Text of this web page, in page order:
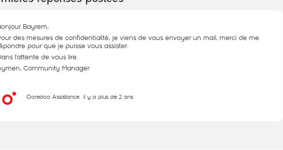
Bayrem,
des mesures de confidentialité, je viens de vous envoyer un mail, merci de me
pour que je puisse vous assister.
l'attente de vous lire.
Community Manager
Ooredoo Assistance il y a plus de 2 ans